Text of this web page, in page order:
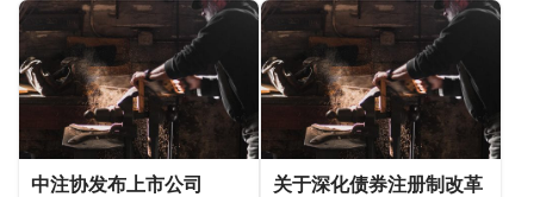
中注协发布上市公司
关于深化债券注册制改革